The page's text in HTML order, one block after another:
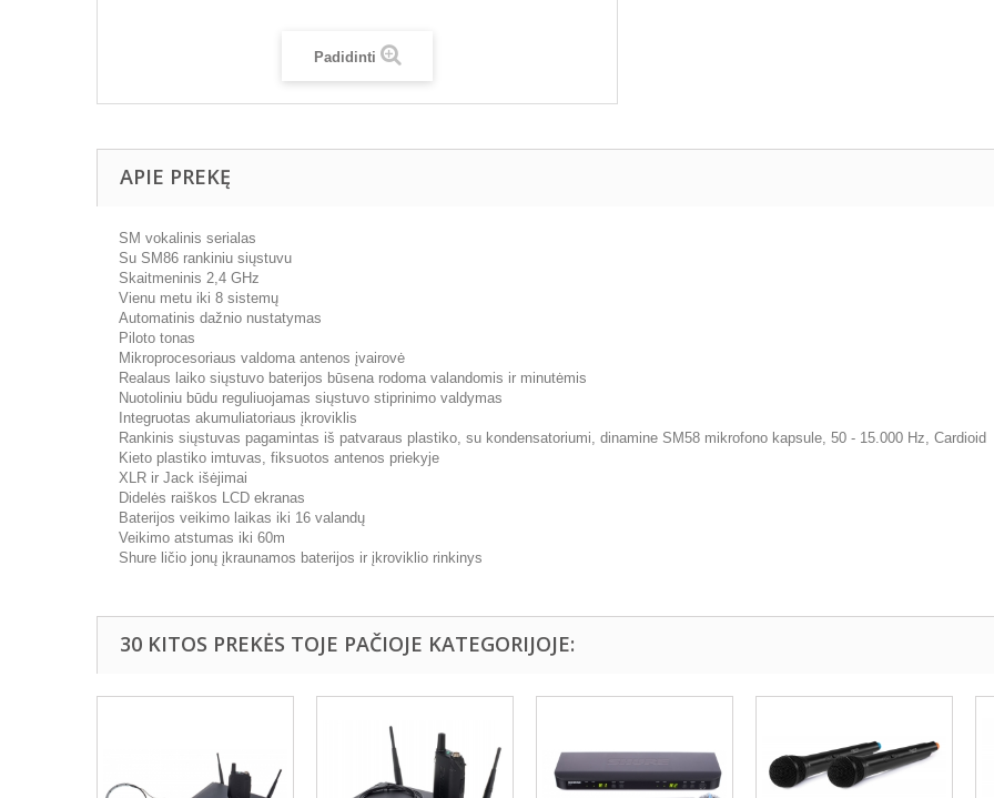
Padidinti
APIE PREKĘ
SM vokalinis serialas
Su SM86 rankiniu siųstuvu
Skaitmeninis 2,4 GHz
Vienu metu iki 8 sistemų
Automatinis dažnio nustatymas
Piloto tonas
Mikroprocesoriaus valdoma antenos įvairovė
Realaus laiko siųstuvo baterijos būsena rodoma valandomis ir minutėmis
Nuotoliniu būdu reguliuojamas siųstuvo stiprinimo valdymas
Integruotas akumuliatoriaus įkroviklis
Rankinis siųstuvas pagamintas iš patvaraus plastiko, su kondensatoriumi, dinamine SM58 mikrofono kapsule, 50 - 15.000 Hz, Cardioid
Kieto plastiko imtuvas, fiksuotos antenos priekyje
XLR ir Jack išėjimai
Didelės raiškos LCD ekranas
Baterijos veikimo laikas iki 16 valandų
Veikimo atstumas iki 60m
Shure ličio jonų įkraunamos baterijos ir įkroviklio rinkinys
30 KITOS PREKĖS TOJE PAČIOJE KATEGORIJOJE: